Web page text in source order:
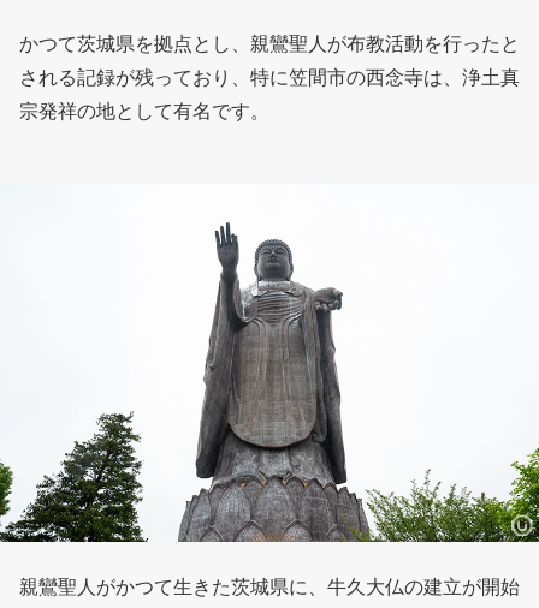
かつて茨城県を拠点とし、親鸞聖人が布教活動を行ったと
される記録が残っており、特に笠間市の西念寺は、浄土真
宗発祥の地として有名です。
親鸞聖人がかつて生きた茨城県に、牛久大仏の建立が開始